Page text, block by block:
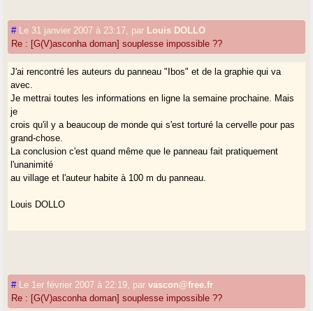
aux adultes.
Dans mes activités web, j'ai été obligé d'introduire, parfois, une
graphie "bricolée" un peu plus accessible, que je nomme "franco-
gasconne"
(mais le qualificatif n'est pas optimal, je le crains) dans les "lòcs" (
http://locs.gasconha.com).
Et j'accompagne le plus possible la graphie classique d'une
transcription "à
la française". Voir le "lexicòt" (
Je ne transcris pas non plus systématiquement en graphie classique
les "grans
de sau" qui sont soumis à Gasconha.com dans des graphies non
parfois même patoisantes, voire complètement personnelles, et j'y
Aquò dit... le gascon, IL FAUT AVANT TOUT LE PARLER, LE
CHANTER, LE FAIRE
# Le 31 janvier 2007 à 23:17 par Louis DOLLO
Re : [G(V)asconha doman] souplesse impossible ??
J'ai rencontré les auteurs du panneau "Ibos" et de la graphie qui va
avec.
Je mettrai toutes les informations en ligne la semaine prochaine. Mais
je
crois qu'il y a beaucoup de monde qui s'est torturé la cervelle pour pas
grand-chose.
La conclusion c'est quand même que le panneau fait pratiquement
l'unanimité
au village et l'auteur habite à 100 m du panneau.
Louis DOLLO
# Le 1er février 2007 à 22:19 parvascon@free.fr
Re : [G(V)asconha doman] souplesse impossible ??